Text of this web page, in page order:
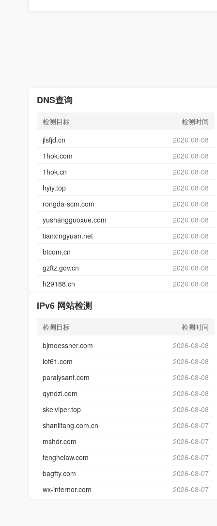
DNS查询
检测目标
检测时间
jlsfjd.cn
2026-08-08
1hok.com
2026-08-08
1hok.cn
2026-08-08
hyiy.top
2026-08-08
rongda-scm.com
2026-08-08
yushangguoxue.com
2026-08-08
tianxingyuan.net
2026-08-08
btcom.cn
2026-08-08
gzftz.gov.cn
2026-08-08
h29188.cn
2026-08-08
IPv6 网站检测
检测目标
检测时间
bjmoessner.com
2026-08-08
iot61.com
2026-08-08
paralysant.com
2026-08-08
qyndzl.com
2026-08-08
skelviper.top
2026-08-08
shanlitang.com.cn
2026-08-07
mshdr.com
2026-08-07
tenghelaw.com
2026-08-07
bagfty.com
2026-08-07
wx-internor.com
2026-08-07